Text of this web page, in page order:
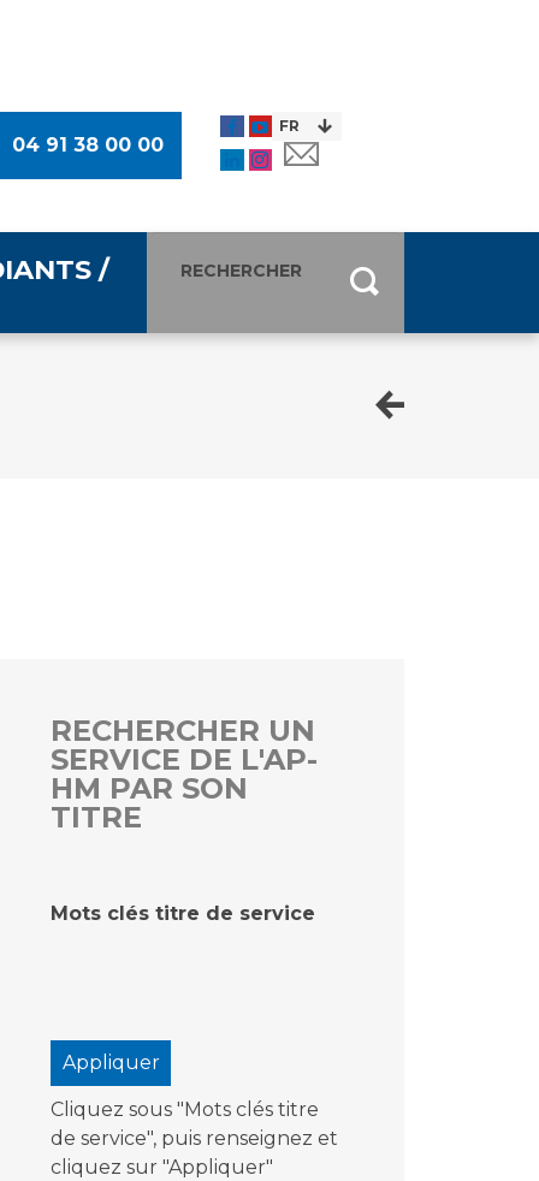
04 91 38 00 00
données
sans tabac
/
conclus
RECHERCHER UN
SERVICE DE L'AP-
HM PAR SON
TITRE
Mots clés titre de service
Cliquez sous "Mots clés titre
de service", puis renseignez et
cliquez sur "Appliquer"